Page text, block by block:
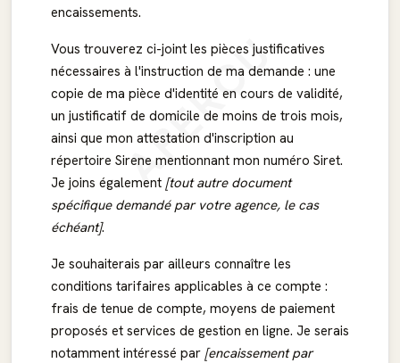
APERÇU
encaissements.
Vous trouverez ci-joint les pièces justificatives
nécessaires à l'instruction de ma demande : une
copie de ma pièce d'identité en cours de validité,
un justificatif de domicile de moins de trois mois,
ainsi que mon attestation d'inscription au
répertoire Sirene mentionnant mon numéro Siret.
Je joins également [tout autre document
spécifique demandé par votre agence, le cas
échéant].
Je souhaiterais par ailleurs connaître les
conditions tarifaires applicables à ce compte :
frais de tenue de compte, moyens de paiement
proposés et services de gestion en ligne. Je serais
notamment intéressé par [encaissement par